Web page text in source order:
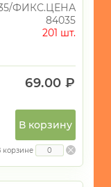
ФИКС.ЦЕНА
84035
201 шт.
69.00 ₽
В корзину
корзине